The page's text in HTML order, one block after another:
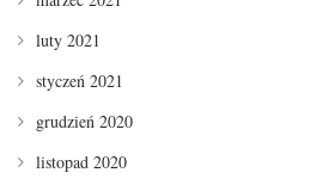
luty 2021
styczeń 2021
grudzień 2020
listopad 2020